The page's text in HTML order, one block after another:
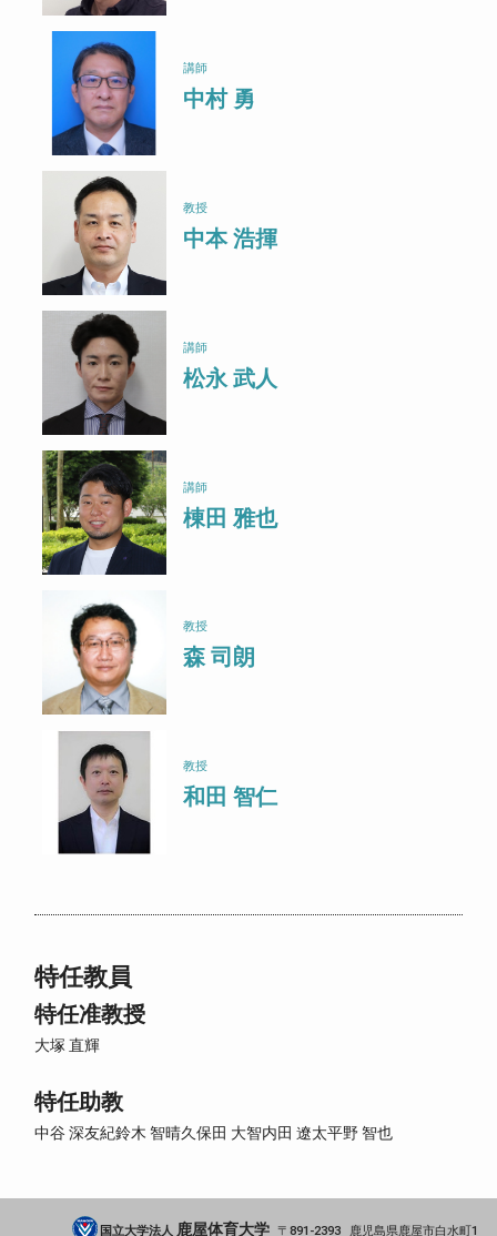
中村 勇
講師
中本 浩揮
教授
松永 武人
講師
棟田 雅也
講師
森 司朗
教授
和田 智仁
教授
特任教員
特任准教授
大塚 直輝
特任助教
中谷 深友紀鈴木 智晴久保田 大智内田 遼太平野 智也
国立大学法人 鹿屋体育大学 891-2393 鹿児島県鹿屋市白水町1